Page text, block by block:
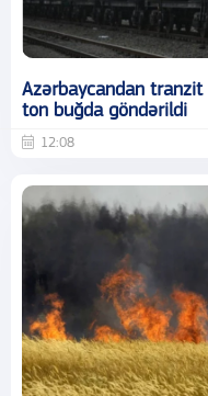
Azərbaycandan
ton buğda göndərildi
12:08